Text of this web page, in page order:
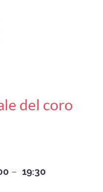
del coro
– 19:30